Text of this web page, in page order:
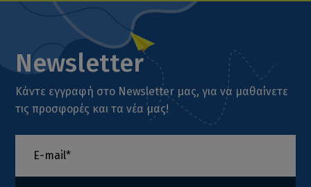
Newsletter
Κάντε εγγραφή στο Newsletter μας, για να μαθαίνετε
τις προσφορές και τα νέα μας!